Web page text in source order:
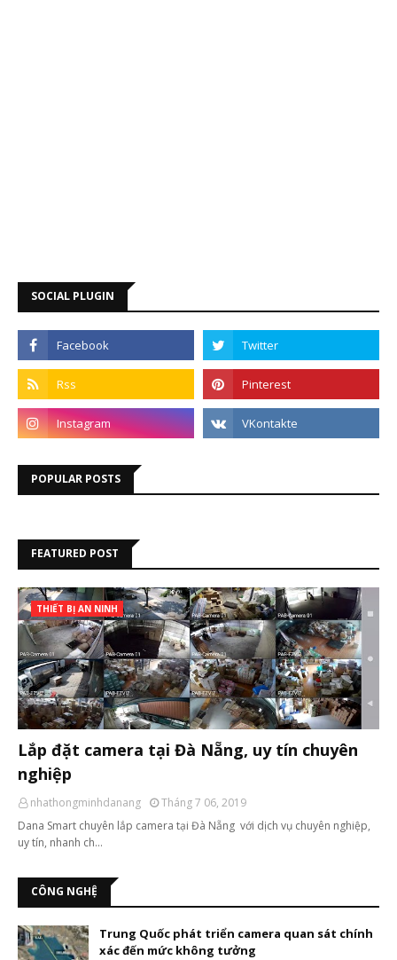
SOCIAL PLUGIN
POPULAR POSTS
FEATURED POST
THIẾT BỊ AN NINH
Lắp đặt camera tại Đà Nẵng, uy tín chuyên
nghiệp
nhathongminhdanang
Tháng 7 06, 2019
Dana Smart chuyên lắp camera tại Đà Nẵng với dịch vụ chuyên nghiệp,
uy tín, nhanh ch…
CÔNG NGHỆ
Trung Quốc phát triển camera quan sát chính
xác đến mức không tưởng